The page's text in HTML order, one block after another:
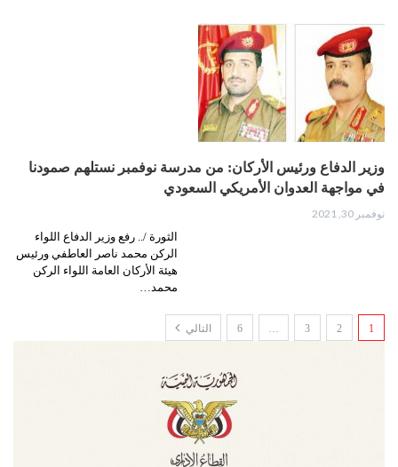
وزير الدفاع ورئيس الأركان: من مدرسة نوفمبر نستلهم صمودنا
في مواجهة العدوان الأمريكي السعودي
نوفمبر 30, 2021
الثورة /.. رفع وزير الدفاع اللواء
الركن محمد ناصر العاطفي ورئيس
هيئة الأركان العامة اللواء الركن
محمد…
1
2
3
…
6 التالي